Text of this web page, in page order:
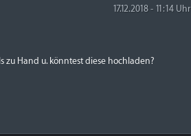
17.12.2018 - 11:14 Uhr
zu Hand u. könntest diese hochladen?